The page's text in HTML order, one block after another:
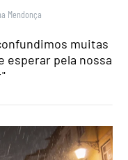
Mendonça
muitas
esperar pela nossa